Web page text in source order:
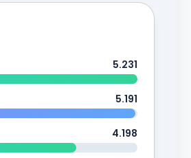
5.231
5.191
4.198